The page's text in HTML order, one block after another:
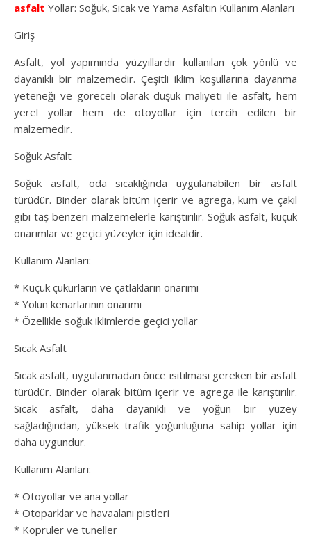
asfalt Yollar: Soğuk, Sıcak ve Yama Asfaltın Kullanım Alanları
Giriş
Asfalt, yol yapımında yüzyıllardır kullanılan çok yönlü ve
dayanıklı bir malzemedir. Çeşitli iklim koşullarına dayanma
yeteneği ve göreceli olarak düşük maliyeti ile asfalt, hem
yerel yollar hem de otoyollar için tercih edilen bir
malzemedir.
Soğuk Asfalt
Soğuk asfalt, oda sıcaklığında uygulanabilen bir asfalt
türüdür. Binder olarak bitüm içerir ve agrega, kum ve çakıl
gibi taş benzeri malzemelerle karıştırılır. Soğuk asfalt, küçük
onarımlar ve geçici yüzeyler için idealdir.
Kullanım Alanları:
* Küçük çukurların ve çatlakların onarımı
* Yolun kenarlarının onarımı
* Özellikle soğuk iklimlerde geçici yollar
Sıcak Asfalt
Sıcak asfalt, uygulanmadan önce ısıtılması gereken bir asfalt
türüdür. Binder olarak bitüm içerir ve agrega ile karıştırılır.
Sıcak asfalt, daha dayanıklı ve yoğun bir yüzey
sağladığından, yüksek trafik yoğunluğuna sahip yollar için
daha uygundur.
Kullanım Alanları:
* Otoyollar ve ana yollar
* Otoparklar ve havaalanı pistleri
* Köprüler ve tüneller